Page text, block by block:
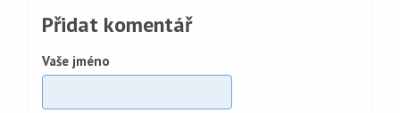
Přidat komentář
Vaše jméno